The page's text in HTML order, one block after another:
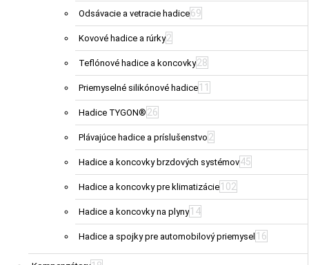
Odsávacie a vetracie hadice69
Kovové hadice a rúrky2
Teflónové hadice a koncovky28
Priemyselné silikónové hadice 11
Hadice TYGON® 26
Plávajúce hadice a príslušenstvo 2
Hadice a koncovky brzdových systémov45
Hadice a koncovky pre klimatizácie 102
Hadice a koncovky na plyny 14
Hadice a spojky pre automobilový priemysel 16